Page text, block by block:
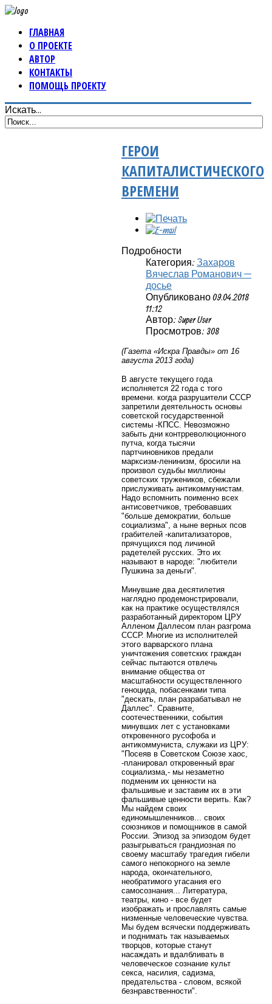
ГЛАВНАЯ
О ПРОЕКТЕ
АВТОР
КОНТАКТЫ
ПОМОЩЬ ПРОЕКТУ
Искать...
ГЕРОИ
КАПИТАЛИСТИЧЕСКОГО
ВРЕМЕНИ
Подробности
Категория: Захаров
Вячеслав Романович —
досье
Опубликовано 09.04.2018
11:12
Автор: Super User
Просмотров: 308
(Газета «Искра Правды» от 16
августа 2013 года)
В августе текущего года
исполняется 22 года с того
времени. когда разрушители СССР
запретили деятельность основы
советской государственной
системы -КПСС. Невозможно
забыть дни контрреволюционного
путча, когда тысячи
партчиновников предали
марксизм-ленинизм, бросили на
произвол судьбы миллионы
советских тружеников, сбежали
прислуживать антикоммунистам.
Надо вспомнить поименно всех
антисоветчиков, требовавших
"больше демократии, больше
социализма", а ныне верных псов
грабителей -капитализаторов,
прячущихся под личиной
радетелей русских. Это их
называют в народе: "любители
Пушкина за деньги".
Минувшие два десятилетия
наглядно продемонстрировали,
как на практике осуществлялся
разработанный директором ЦРУ
Алленом Даллесом план разгрома
СССР. Многие из исполнителей
этого варварского плана
уничтожения советских граждан
сейчас пытаются отвлечь
внимание общества от
масштабности осуществленного
геноцида, побасенками типа
"дескать, план разрабатывал не
Даллес". Сравните,
соотечественники, события
минувших лет с установками
откровенного русофоба и
антикоммуниста, служаки из ЦРУ:
"Посеяв в Советском Союзе хаос,
-планировал откровенный враг
социализма,- мы незаметно
подменим их ценности на
фальшивые и заставим их в эти
фальшивые ценности верить. Как?
Мы найдем своих
единомышленников... своих
союзников и помощников в самой
России. Эпизод за эпизодом будет
разыгрываться грандиозная по
своему масштабу трагедия гибели
самого непокорного на земле
народа, окончательного,
необратимого угасания его
самосознания... Литература,
театры, кино - все будет
изображать и прославлять самые
низменные человеческие чувства.
Мы будем всячески поддерживать
и поднимать так называемых
творцов, которые станут
насаждать и вдалбливать в
человеческое сознание культ
секса, насилия, садизма,
предательства - словом, всякой
безнравственности".